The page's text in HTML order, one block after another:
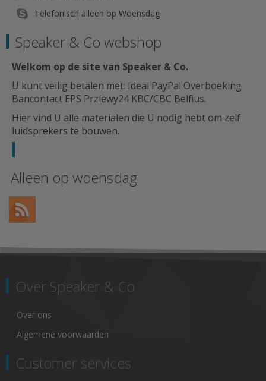
Telefonisch alleen op Woensdag
Speaker & Co webshop
Welkom op de site van Speaker & Co.
U kunt veilig betalen met: Ideal PayPal Overboeking
Bancontact EPS Przlewy24 KBC/CBC Belfius.
Hier vind U alle materialen die U nodig hebt om zelf
luidsprekers te bouwen.
Alleen op woensdag
Over Speaker & Co
Over ons
Algemene voorwaarden
Customer services